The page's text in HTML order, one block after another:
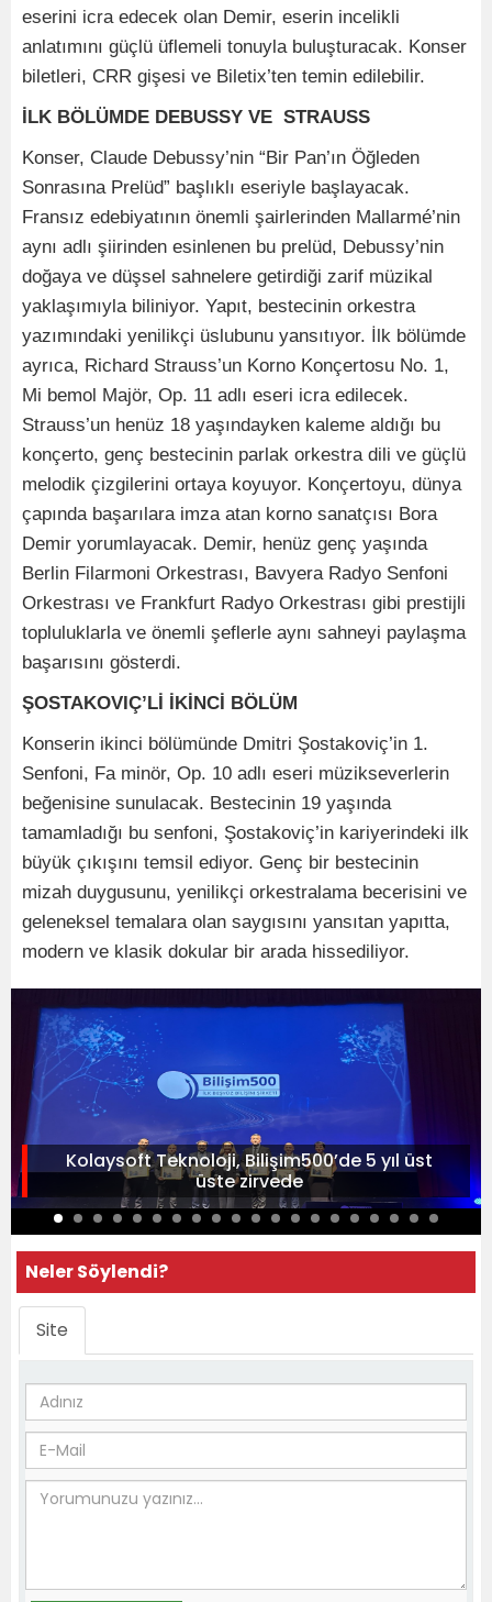
eserini icra edecek olan Demir, eserin incelikli
anlatımını güçlü üflemeli tonuyla buluşturacak. Konser
biletleri, CRR gişesi ve Biletix’ten temin edilebilir.
İLK BÖLÜMDE DEBUSSY VE STRAUSS
Konser, Claude Debussy’nin “Bir Pan’ın Öğleden
Sonrasına Prelüd” başlıklı eseriyle başlayacak.
Fransız edebiyatının önemli şairlerinden Mallarmé’nin
aynı adlı şiirinden esinlenen bu prelüd, Debussy’nin
doğaya ve düşsel sahnelere getirdiği zarif müzikal
yaklaşımıyla biliniyor. Yapıt, bestecinin orkestra
yazımındaki yenilikçi üslubunu yansıtıyor. İlk bölümde
ayrıca, Richard Strauss’un Korno Konçertosu No. 1,
Mi bemol Majör, Op. 11 adlı eseri icra edilecek.
Strauss’un henüz 18 yaşındayken kaleme aldığı bu
konçerto, genç bestecinin parlak orkestra dili ve güçlü
melodik çizgilerini ortaya koyuyor. Konçertoyu, dünya
çapında başarılara imza atan korno sanatçısı Bora
Demir yorumlayacak. Demir, henüz genç yaşında
Berlin Filarmoni Orkestrası, Bavyera Radyo Senfoni
Orkestrası ve Frankfurt Radyo Orkestrası gibi prestijli
topluluklarla ve önemli şeflerle aynı sahneyi paylaşma
başarısını gösterdi.
ŞOSTAKOVIÇ’Lİ İKİNCİ BÖLÜM
Konserin ikinci bölümünde Dmitri Şostakoviç’in 1.
Senfoni, Fa minör, Op. 10 adlı eseri müzikseverlerin
beğenisine sunulacak. Bestecinin 19 yaşında
tamamladığı bu senfoni, Şostakoviç’in kariyerindeki ilk
büyük çıkışını temsil ediyor. Genç bir bestecinin
mizah duygusunu, yenilikçi orkestralama becerisini ve
geleneksel temalara olan saygısını yansıtan yapıtta,
modern ve klasik dokular bir arada hissediliyor.
Kolaysoft Teknoloji, Bilişim500’de 5 yıl üst
üste zirvede
Neler Söylendi?
Site